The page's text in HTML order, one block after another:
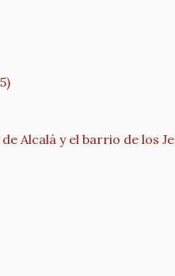
Alcalá y el barrio de los